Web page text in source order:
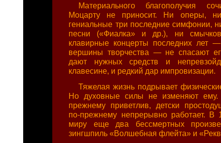
Материального благополучия
Моцарту не приносит. Ни оперы,
гениальные три последние симфонии,
песни («Фиалка» и др.), ни
клавирные концерты последних лет
вершины творчества — не спасают
дают нужных средств и
клавесине, и редкий дар импровизации.
Тяжелая жизнь подрывает
Но духовные силы не изменяют ему.
прежнему приветлив, детски
по-прежнему непрерывно работает. В
миру еще два бессмертных
зингшпиль «Волшебная флейта» и